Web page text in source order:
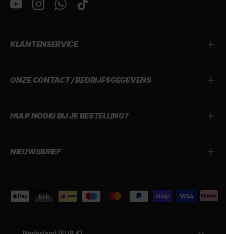
YouTubeInstagramWhatsAppTikTok
KLANTENSERVICE
ONZE CONTACT / BEDRIJFSGEGEVENS
HULP NODIG BIJ JE BESTELLING?
NIEUWSBRIEF
Geaccepteerde betaalmethoden